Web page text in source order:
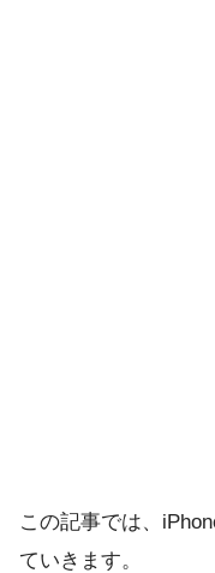
この記事では、
ていきます。